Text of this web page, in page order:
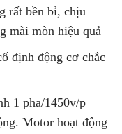
rất bền bỉ, chịu
mài mòn hiệu quả
định động cơ chắc
1 pha/1450v/p
Motor hoạt động